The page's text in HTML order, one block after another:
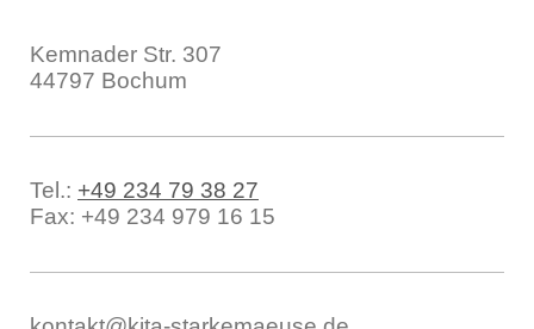
Kemnader Str. 307
44797 Bochum
Tel.: +49 234 79 38 27
Fax: +49 234 979 16 15